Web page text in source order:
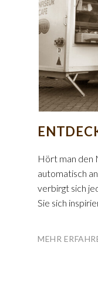
Hört man den
automatisch
verbirgt sich
Sie sich
MEHR